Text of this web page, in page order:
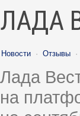
ЛАДА
Новости · Отзывы ·
Лада
на